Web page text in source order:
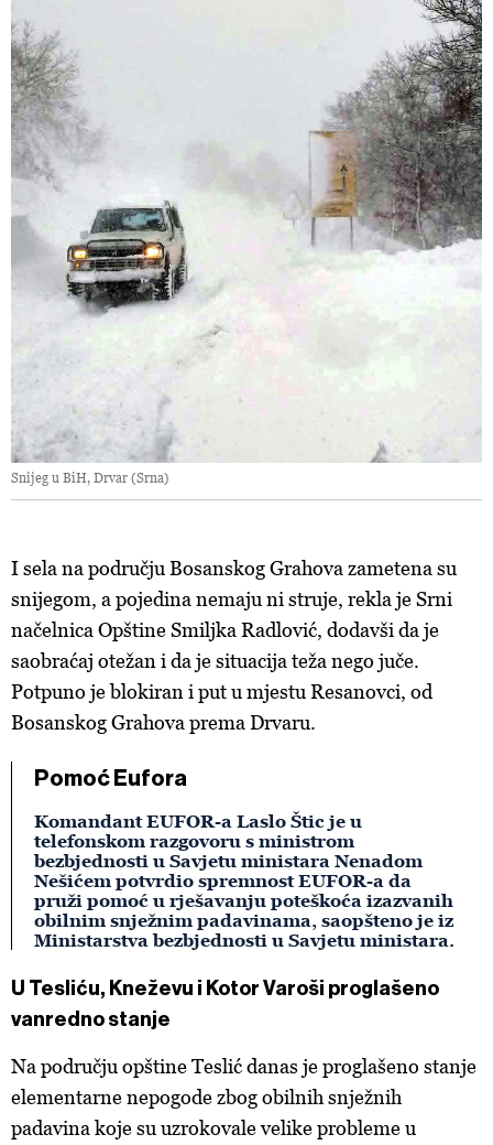
Snijeg u BiH, Drvar (Srna)
I sela na području Bosanskog Grahova zametena su
snijegom, a pojedina nemaju ni struje, rekla je Srni
načelnica Opštine Smiljka Radlović, dodavši da je
saobraćaj otežan i da je situacija teža nego juče.
Potpuno je blokiran i put u mjestu Resanovci, od
Bosanskog Grahova prema Drvaru.
Pomoć Eufora
Komandant EUFOR-a Laslo Štic je u
telefonskom razgovoru s ministrom
bezbjednosti u Savjetu ministara Nenadom
Nešićem potvrdio spremnost EUFOR-a da
pruži pomoć u rješavanju poteškoća izazvanih
obilnim snježnim padavinama, saopšteno je iz
Ministarstva bezbjednosti u Savjetu ministara.
U Tesliću, Kneževu i Kotor Varoši proglašeno
vanredno stanje
Na području opštine Teslić danas je proglašeno stanje
elementarne nepogode zbog obilnih snježnih
padavina koje su uzrokovale velike probleme u